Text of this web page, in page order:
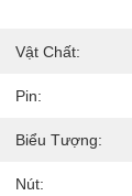
Vật Chất:
Pin:
Biểu Tượng:
Nút: